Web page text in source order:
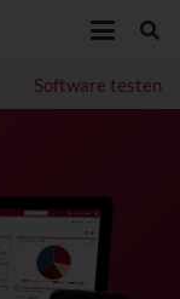
Software testen